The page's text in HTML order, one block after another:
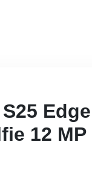
12 MP